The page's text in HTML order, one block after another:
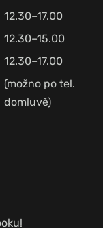
12.30–17.00
12.30–15.00
12.30–17.00
(možno po tel.
domluvě)